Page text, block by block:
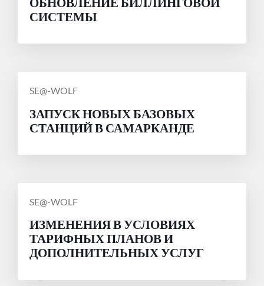
СИСТЕМЫ
СООБЩЕНИЕ
SE@-WOLF
ЗАПУСК НОВЫХ БАЗОВЫХ
СТАНЦИЙ В САМАРКАНДЕ
СООБЩЕНИЕ
SE@-WOLF
ИЗМЕНЕНИЯ В УСЛОВИЯХ
ТАРИФНЫХ ПЛАНОВ И
ДОПОЛНИТЕЛЬНЫХ УСЛУГ